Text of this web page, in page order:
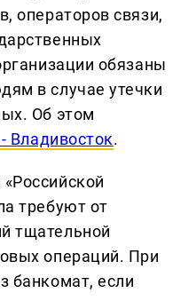
операторов связи,
обязаны
в случае утечки
Об этом
Владивосток.
требуют от
тщательной
операций. При
банкомат, если